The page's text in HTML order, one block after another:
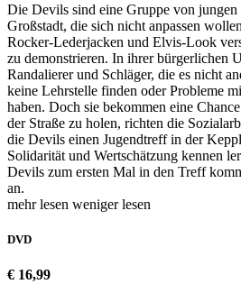
Die Devils sind eine Gruppe von jungen
Großstadt, die sich nicht anpassen
Rocker-Lederjacken und Elvis-Look
zu demonstrieren. In ihrer bürgerlichen
Randalierer und Schläger, die es nicht
keine Lehrstelle finden oder Probleme
haben. Doch sie bekommen eine
der Straße zu holen, richten die
die Devils einen Jugendtreff in der
Solidarität und Wertschätzung kennen
Devils zum ersten Mal in den Treff
an.
mehr lesen weniger lesen
DVD
€ 16,99